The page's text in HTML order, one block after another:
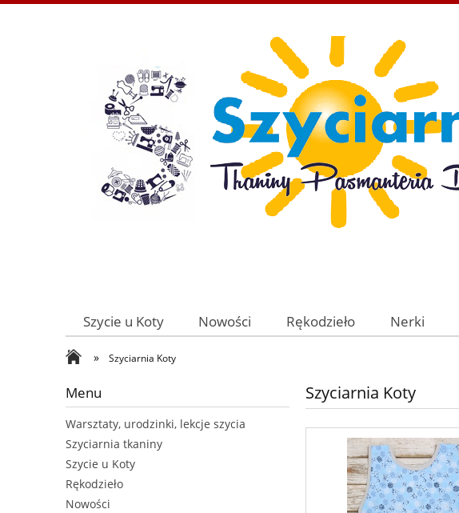
Szycie u Koty Nowości Rękodzieło Nerki
» Szyciarnia Koty
Menu
Warsztaty, urodzinki, lekcje szycia
Szyciarnia tkaniny
Szycie u Koty
Rękodzieło
Nowości
Szyciarnia Koty